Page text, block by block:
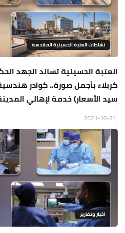
نشاطات العتبة الحسينية المقدسة
العتبة الحسينية تساند الجهد
كربلاء بأجمل صورة.. كوادر
سيد الأسعار) خدمة لإهالي
اخبار وتقارير